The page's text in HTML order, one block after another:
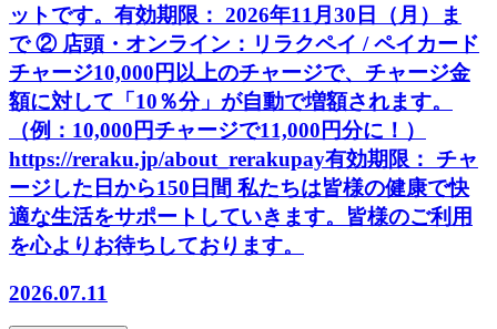
ットです。有効期限： 2026年11月30日（月）ま
で ② 店頭・オンライン：リラクペイ / ペイカード
チャージ10,000円以上のチャージで、チャージ金
額に対して「10％分」が自動で増額されます。
（例：10,000円チャージで11,000円分に！）
https://reraku.jp/about_rerakupay有効期限： チャ
ージした日から150日間 私たちは皆様の健康で快
適な生活をサポートしていきます。皆様のご利用
を心よりお待ちしております。
2026.07.11